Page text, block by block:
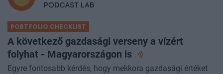
PORTFOLIO CHECKLIST
A következő gazdasági verseny a vízért
folyhat - Magyarországon is
Egyre fontosabb kérdés, hogy mekkora gazdasági értéket